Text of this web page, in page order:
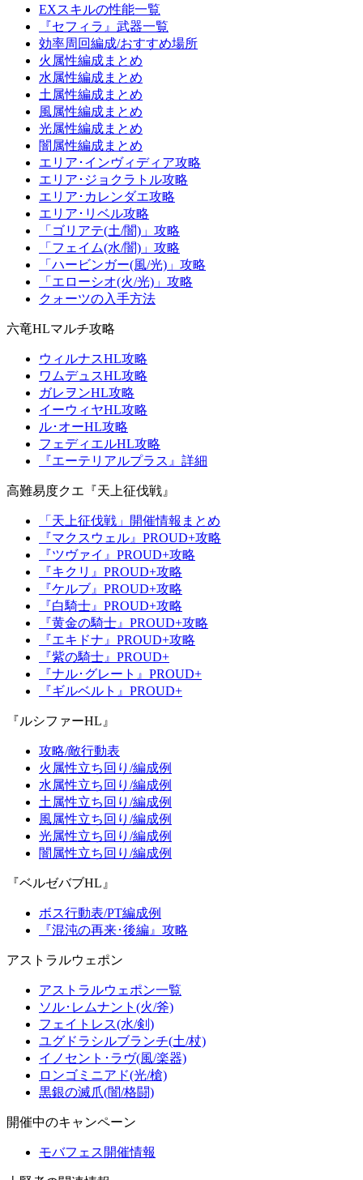
EXスキルの性能一覧
『セフィラ』武器一覧
効率周回編成/おすすめ場所
火属性編成まとめ
水属性編成まとめ
土属性編成まとめ
風属性編成まとめ
光属性編成まとめ
闇属性編成まとめ
エリア･インヴィディア攻略
エリア･ジョクラトル攻略
エリア･カレンダエ攻略
エリア･リベル攻略
「ゴリアテ(土/闇)」攻略
「フェイム(水/闇)」攻略
「ハービンガー(風/光)」攻略
「エローシオ(火/光)」攻略
クォーツの入手方法
六竜HLマルチ攻略
ウィルナスHL攻略
ワムデュスHL攻略
ガレヲンHL攻略
イーウィヤHL攻略
ル･オーHL攻略
フェディエルHL攻略
『エーテリアルプラス』詳細
高難易度クエ『天上征伐戦』
「天上征伐戦」開催情報まとめ
『マクスウェル』PROUD+攻略
『ツヴァイ』PROUD+攻略
『キクリ』PROUD+攻略
『ケルブ』PROUD+攻略
『白騎士』PROUD+攻略
『黄金の騎士』PROUD+攻略
『エキドナ』PROUD+攻略
『紫の騎士』PROUD+
『ナル･グレート』PROUD+
『ギルベルト』PROUD+
『ルシファーHL』
攻略/敵行動表
火属性立ち回り/編成例
水属性立ち回り/編成例
土属性立ち回り/編成例
風属性立ち回り/編成例
光属性立ち回り/編成例
闇属性立ち回り/編成例
『ベルゼバブHL』
ボス行動表/PT編成例
『混沌の再来･後編』攻略
アストラルウェポン
アストラルウェポン一覧
ソル･レムナント(火/斧)
フェイトレス(水/剣)
ユグドラシルブランチ(土/杖)
イノセント･ラヴ(風/楽器)
ロンゴミニアド(光/槍)
黒銀の滅爪(闇/格闘)
開催中のキャンペーン
モバフェス開催情報